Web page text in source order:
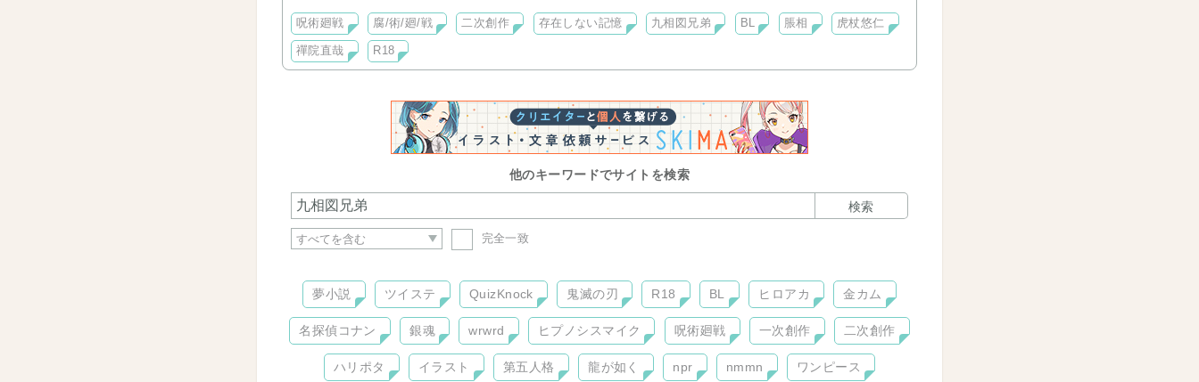
の雑なSSで吐き出してます。
呪術廻戦 腐/術/廻/戦 二次創作 存在しない記憶 九相図兄弟 BL 脹相 虎杖悠仁
禪院直哉 R18
他のキーワードでサイトを検索
検索
完全一致
夢小説 ツイステ QuizKnock 鬼滅の刃 R18 BL ヒロアカ 金カム
名探偵コナン 銀魂 wrwrd ヒプノシスマイク 呪術廻戦 一次創作 二次創作
ハリポタ イラスト 第五人格 龍が如く npr nmmn ワンピース